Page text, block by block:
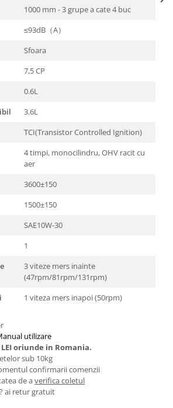
/ Cani termos
pompe
si articole
craciun
de mana
1000 mm - 3 grupe a cate 4 buc
≤93dB（A）
Sfoara
7,5 CP
0.6L
3.6L
TCI(Transistor Controlled Ignition)
4 timpi, monocilindru, OHV racit cu
aer
3600±150
1500±150
SAE10W-30
1
3 viteze mers inainte
(47rpm/81rpm/131rpm)
1 viteza mers inapoi (50rpm)
utilizare
LEI oriunde in Romania.
sub 10kg
confirmarii comenzii
de averifica coletul
ai retur gratuit